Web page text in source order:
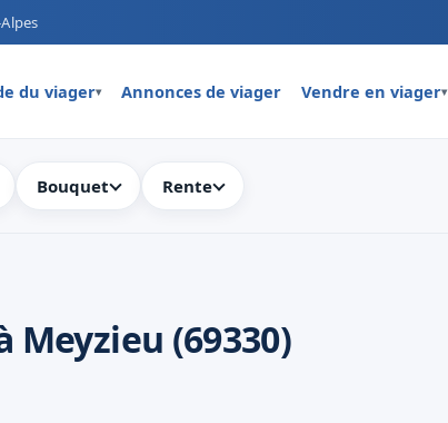
du viager▾ Annonces de viager Vendre en viager▾
Bouquet Rente
Meyzieu (69330)